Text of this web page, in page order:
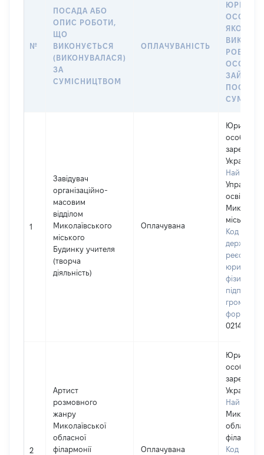
№
ПОСАДА АБО
ОПИС РОБОТИ,
ЩО
ВИКОНУЄТЬСЯ
(ВИКОНУВАЛАСЯ)
ЗА
СУМІСНИЦТВОМ
ОПЛАЧУВАНІСТЬ
ОСОБА,
ЯКОЇ
РОБОТА
ОСОБА
ПОСАДУ
1
Завідувач
організаційно-
масовим
відділом
Миколаївського
міського
Будинку учителя
(творча
діяльність)
Оплачувана
Юридична
особа,
Україні
освіти
міської
Код в
реєстрі
фізичних
02145010
2
Артист
розмовного
жанру
Миколаївської
обласної
філармонії
Оплачувана
Юридична
особа,
Україні
обласна
Код в